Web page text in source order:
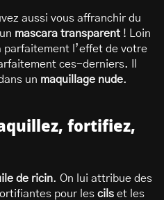
aussi vous affranchir du
mascara transparent ! Loin
l’effet de votre
ces-derniers. Il
un maquillage nude.
fortifiez,
de ricin. On lui attribue des
pour les cils et les